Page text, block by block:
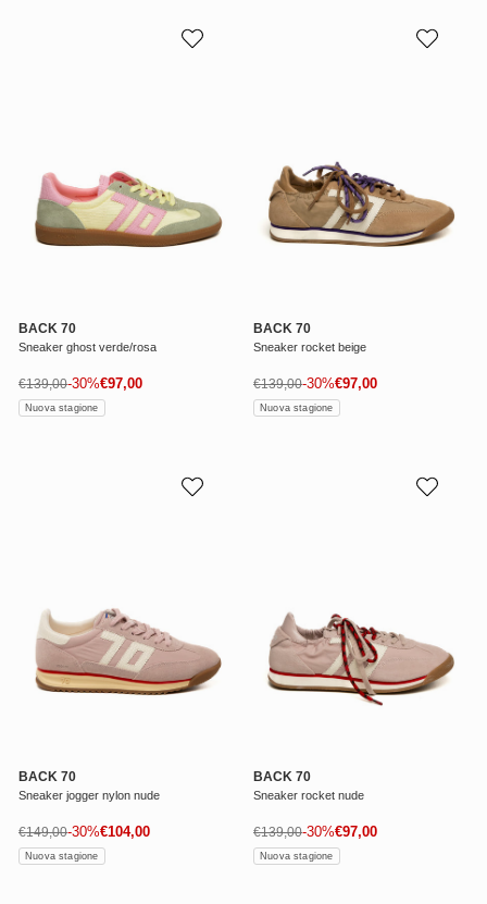
BACK 70
Sneaker ghost verde/rosa
Prezzo di vendita
€97,00
Prezzo normale
€139,00-30%
Nuova stagione
BACK 70
Sneaker rocket beige
Prezzo di vendita
€97,00
Prezzo normale
€139,00-30%
Nuova stagione
BACK 70
Sneaker jogger nylon nude
Prezzo di vendita
€104,00
Prezzo normale
€149,00-30%
Nuova stagione
BACK 70
Sneaker rocket nude
Prezzo di vendita
€97,00
Prezzo normale
€139,00-30%
Nuova stagione